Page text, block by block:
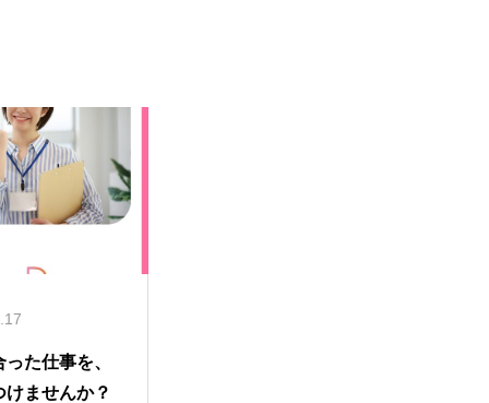
た仕事を、
けませんか？